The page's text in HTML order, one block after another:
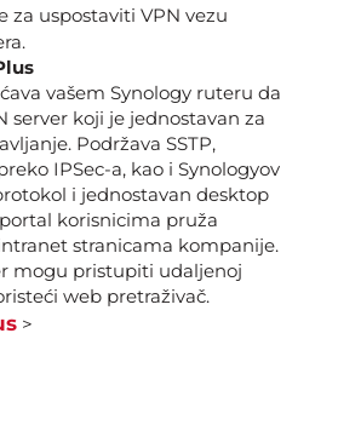
za uspostaviti VPN vezu
vašem Synology ruteru da
server koji je jednostavan za
Podržava SSTP,
IPSec-a, kao i Synologyov
i jednostavan desktop
korisnicima pruža
stranicama kompanije.
mogu pristupiti udaljenoj
web pretraživač.
>